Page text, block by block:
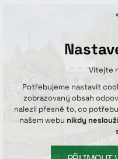
Vítejte
Potřebujeme nastavit
zobrazovaný obsah
nalezli přesně to, co
našem webu nikdy